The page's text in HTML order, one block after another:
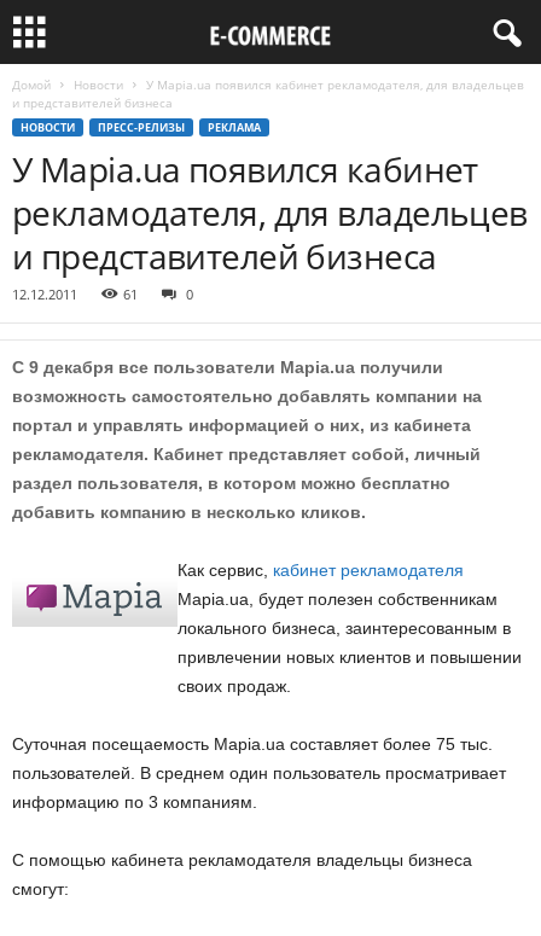
Домой Новости
У Mapia.ua появился кабинет рекламодателя, для владельцев
и представителей бизнеса
НОВОСТИ ПРЕСС-РЕЛИЗЫ РЕКЛАМА
У Mapia.ua появился кабинет
рекламодателя, для владельцев
и представителей бизнеса
12.12.2011 61 0
С 9 декабря все пользователи Mapia.ua получили
возможность самостоятельно добавлять компании на
портал и управлять информацией о них, из кабинета
рекламодателя. Кабинет представляет собой, личный
раздел пользователя, в котором можно бесплатно
добавить компанию в несколько кликов.
Как сервис, кабинет рекламодателя
Mapia.ua, будет полезен собственникам
локального бизнеса, заинтересованным в
привлечении новых клиентов и повышении
своих продаж.
Суточная посещаемость Mapia.ua составляет более 75 тыс.
пользователей. В среднем один пользователь просматривает
информацию по 3 компаниям.
С помощью кабинета рекламодателя владельцы бизнеса
смогут: